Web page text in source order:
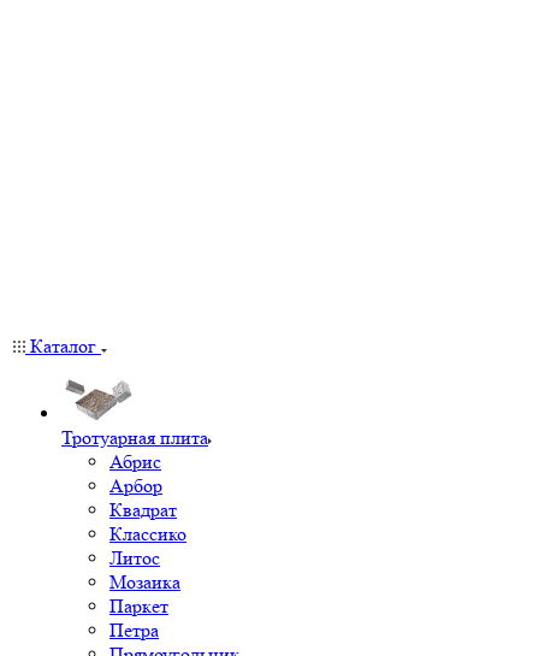
Каталог
Тротуарная плита
Абрис
Арбор
Квадрат
Классико
Литос
Мозаика
Паркет
Петра